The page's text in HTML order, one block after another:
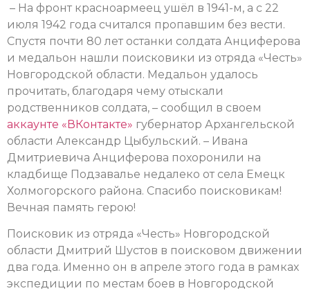
– На фронт красноармеец ушёл в 1941-м, а с 22
июля 1942 года считался пропавшим без вести.
Спустя почти 80 лет останки солдата Анциферова
и медальон нашли поисковики из отряда «Честь»
Новгородской области. Медальон удалось
прочитать, благодаря чему отыскали
родственников солдата, – сообщил в своем
аккаунте «ВКонтакте» губернатор Архангельской
области Александр Цыбульский. – Ивана
Дмитриевича Анциферова похоронили на
кладбище Подзавалье недалеко от села Емецк
Холмогорского района. Спасибо поисковикам!
Вечная память герою!
Поисковик из отряда «Честь» Новгородской
области Дмитрий Шустов в поисковом движении
два года. Именно он в апреле этого года в рамках
экспедиции по местам боев в Новгородской